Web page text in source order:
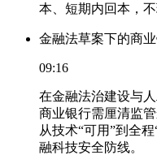
本、短期内回本，不
金融法草案下的商
09:16
在金融法治建设与
商业银行需厘清监
从技术“可用”到全
融科技安全防线。